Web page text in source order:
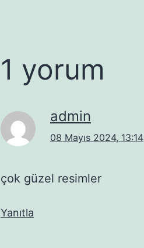
1 yorum
admin
08 Mayıs 2024, 13:14
çok güzel resimler
Yanıtla